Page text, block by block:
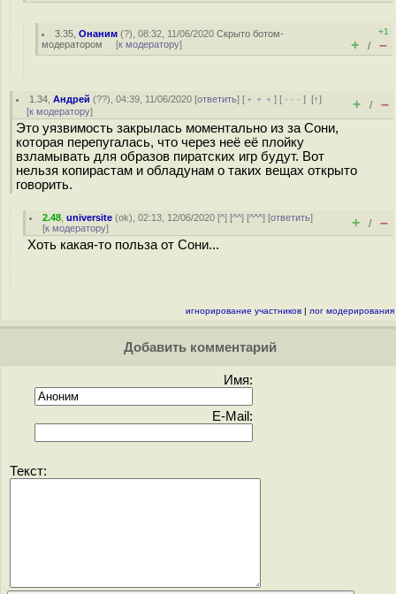
3.35 ,Онаним (?), 08:32, 11/06/2020Скрыто ботом-
модератором [к модератору]
+1
+ / –
1.34 ,Андрей (??), 04:39, 11/06/2020 [ответить] [ ﹢﹢﹢] [ · · ·][↑]
[к модератору] + / –
Это уязвимость закрылась моментально из за Сони,
которая перепугалась, что через неё её плойку
взламывать для образов пиратских игр будут. Вот
нельзя копирастам и обладунам о таких вещах открыто
говорить.
2.48 ,universite (ok), 02:13, 12/06/2020 [^] [^^] [^^^] [ответить]
[к модератору] + / –
Хоть какая-то польза от Сони...
игнорирование участников | лог модерирования
Добавить комментарий
Имя:
E-Mail:
Текст: